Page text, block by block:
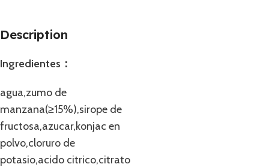
Description
Ingredientes：
agua,zumo de
manzana(≥15%),sirope de
fructosa,azucar,konjac en
polvo,cloruro de
potasio,acido citrico,citrato